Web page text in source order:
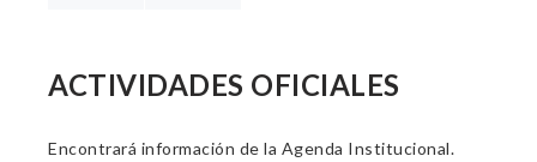
ACTIVIDADES OFICIALES
Encontrará información de la Agenda Institucional.